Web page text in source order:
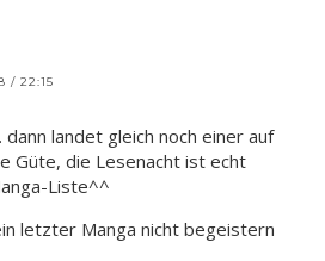
/ 22:15
landet gleich noch einer auf
Güte, die Lesenacht ist echt
Liste^^
letzter Manga nicht begeistern